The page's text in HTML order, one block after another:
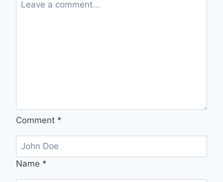
원
이
지
Comment *
Name *